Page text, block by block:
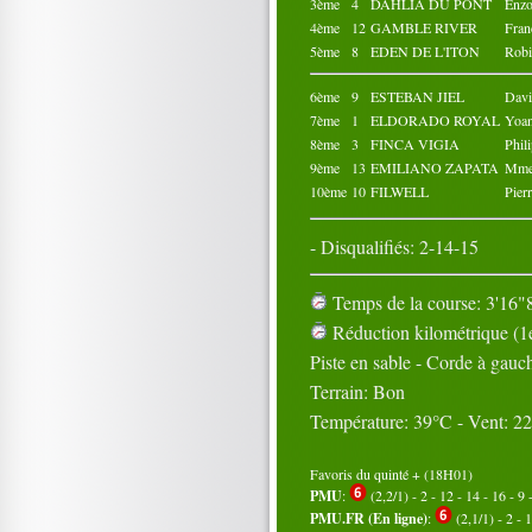
4ème
12 GAMBLE RIVER
5ème
8 EDEN DE L'ITON
6ème 9 ESTEBAN JIEL
7ème
1 ELDORADO ROYAL
8ème
3 FINCA VIGIA
9ème
13 EMILIANO ZAPATA
10ème 10 FILWELL
- Disqualifiés: 2-14-15
Temps de la course:
Réduction kilométrique
Piste en sable - Corde à
Terrain: Bon
Température: 39°C - Vent:
Favoris du quinté + (18H01)
PMU: (2,2/1) - 2 - 12 - 14 - 16 - 9
PMU.FR (En ligne): (2,1/1) - 2 -